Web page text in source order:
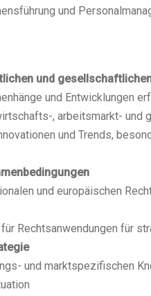
und
und
und Entwicklungen
, arbeitsmarkt-
und Trends,
und europäischen
Rechtsanwendungen für
und marktspezifischen